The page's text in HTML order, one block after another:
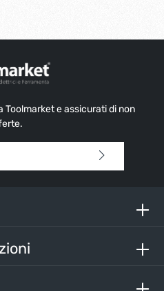
e assicurati di non